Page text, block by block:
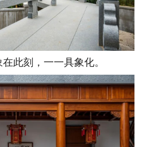
此刻，一一具象化。